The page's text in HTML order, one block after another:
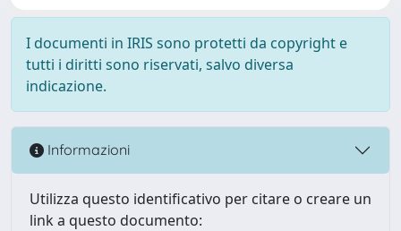
I documenti in IRIS sono protetti da copyright e
tutti i diritti sono riservati, salvo diversa
indicazione.
Informazioni
Utilizza questo identificativo per citare o creare un
link a questo documento: